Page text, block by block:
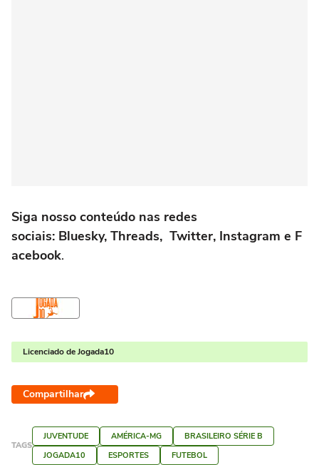
Siga nosso conteúdo nas redes
sociais: Bluesky, Threads, Twitter, Instagram e F
acebook.
Licenciado de Jogada10
Compartilhar
TAGS
JUVENTUDE AMÉRICA-MG
BRASILEIRO SÉRIE B
JOGADA10
ESPORTES FUTEBOL